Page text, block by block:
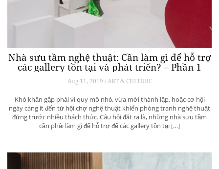
Nhà sưu tầm nghệ thuật: Cần làm gì để hỗ trợ
các gallery tồn tại và phát triển? – Phần 1
Aug 11, 2019 / ART & CULTURE
Khó khăn gặp phải vì quy mô nhỏ, vừa mới thành lập, hoặc cơ hội
ngày càng ít đến từ hội chợ nghệ thuật khiến phòng tranh nghệ thuật
đứng trước nhiều thách thức. Câu hỏi đặt ra là, những nhà sưu tầm
cần phải làm gì để hỗ trợ để các gallery tồn tại […]